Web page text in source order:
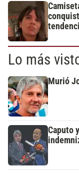
Lo más
Murió
Caputo